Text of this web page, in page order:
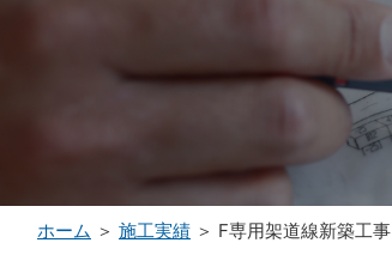
ホーム ＞ 施工実績 ＞ F専用架道線新築工事